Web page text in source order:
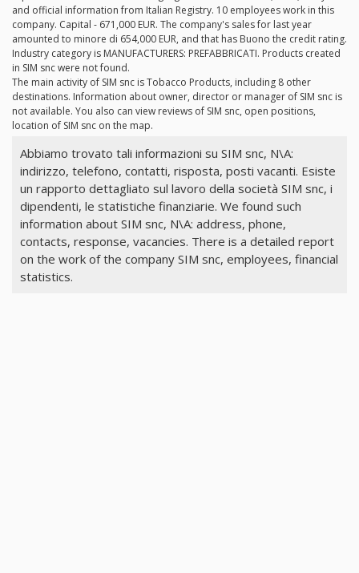
and official information from Italian Registry. 10 employees work in this
company. Capital - 671,000 EUR. The company's sales for last year
amounted to minore di 654,000 EUR, and that has Buono the credit rating.
Industry category is MANUFACTURERS: PREFABBRICATI. Products created
in SIM snc were not found.
The main activity of SIM snc is Tobacco Products, including 8 other
destinations. Information about owner, director or manager of SIM snc is
not available. You also can view reviews of SIM snc, open positions,
location of SIM snc on the map.
Abbiamo trovato tali informazioni su SIM snc, N\A:
indirizzo, telefono, contatti, risposta, posti vacanti. Esiste
un rapporto dettagliato sul lavoro della società SIM snc, i
dipendenti, le statistiche finanziarie. We found such
information about SIM snc, N\A: address, phone,
contacts, response, vacancies. There is a detailed report
on the work of the company SIM snc, employees, financial
statistics.